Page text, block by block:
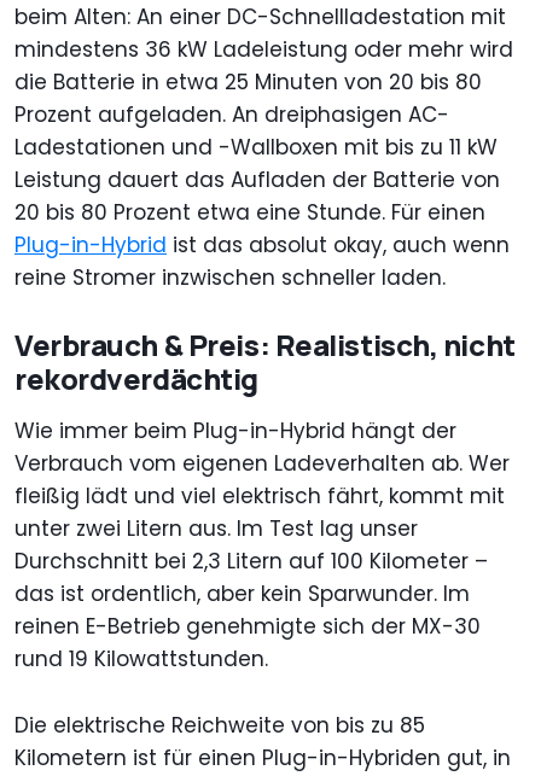
beim Alten: An einer DC-Schnellladestation mit
mindestens 36 kW Ladeleistung oder mehr wird
die Batterie in etwa 25 Minuten von 20 bis 80
Prozent aufgeladen. An dreiphasigen AC-
Ladestationen und -Wallboxen mit bis zu 11 kW
Leistung dauert das Aufladen der Batterie von
20 bis 80 Prozent etwa eine Stunde. Für einen
Plug-in-Hybrid ist das absolut okay, auch wenn
reine Stromer inzwischen schneller laden.
Verbrauch & Preis: Realistisch, nicht
rekordverdächtig
Wie immer beim Plug-in-Hybrid hängt der
Verbrauch vom eigenen Ladeverhalten ab. Wer
fleißig lädt und viel elektrisch fährt, kommt mit
unter zwei Litern aus. Im Test lag unser
Durchschnitt bei 2,3 Litern auf 100 Kilometer –
das ist ordentlich, aber kein Sparwunder. Im
reinen E-Betrieb genehmigte sich der MX-30
rund 19 Kilowattstunden.
Die elektrische Reichweite von bis zu 85
Kilometern ist für einen Plug-in-Hybriden gut, in